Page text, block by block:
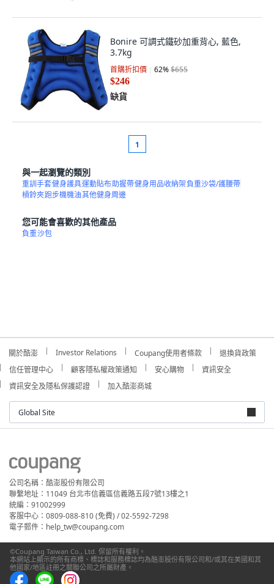
Bonire 可調式鐵砂加重背心, 藍色,
3.7kg
首購折扣價 62%$655
$246
缺貨
1
與一起瀏覽的類別
重訓手套健身護具運動貼布助握帶健身用品收納架負重沙袋/護腰帶
槓鈴夾跑步機機油其他健身周邊
您可能會喜歡的其他產品
負重沙包
關於酷澎 Investor Relations Coupang使用者條款
退換貨政策
信任管理中心
顧客隱私權政策通知 安心購物
資訊安全
資訊安全及隱私保護認證
加入酷澎商城
Global Site
公司名稱：酷澎股份有限公司
聯繫地址：11049 台北市信義區信義路五段7號13樓之1
統編：91002999
客服中心：0809-088-810 (免費) / 02-5592-7298
電子郵件：help_tw@coupang.com
©Coupang Taiwan Co., Ltd. 保留所有權利。
本網站上顯示的所有商標、標誌和服務標誌均為酷澎股份有限公司和/或其在美國和其
他國家/地區註冊之關聯公司之所屬財產。